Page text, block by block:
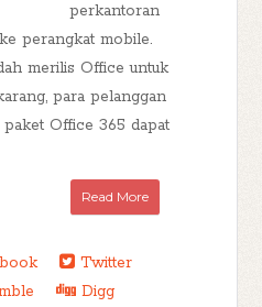
perkantoran
perangkat mobile.
merilis Office untuk
para pelanggan
Office 365 dapat
Read More
Twitter
Digg